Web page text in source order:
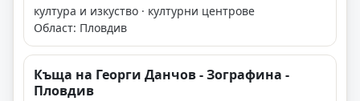
култура и изкуство · културни центрове
Област: Пловдив
Къща на Георги Данчов - Зографина -
Пловдив